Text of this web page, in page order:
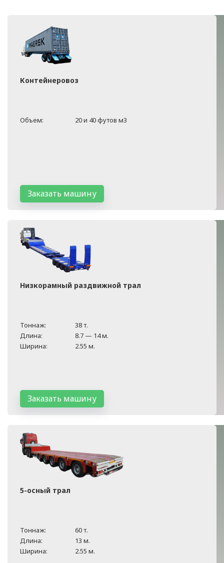
Контейнеровоз
Объем: 20 и 40 футов м3
Заказать машину
Низкорамный раздвижной трал
Тоннаж:
38 т.
Длина:
8.7 — 14 м.
Ширина:
2.55 м.
Заказать машину
5-осный трал
Тоннаж:
60 т.
Длина:
13 м.
Ширина:
2.55 м.